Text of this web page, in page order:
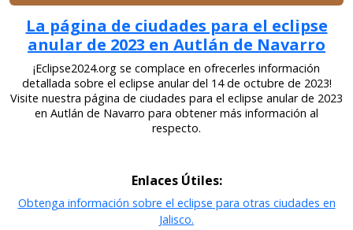
La página de ciudades para el eclipse
anular de 2023 en Autlán de Navarro
¡Eclipse2024.org se complace en ofrecerles información
detallada sobre el eclipse anular del 14 de octubre de 2023!
Visite nuestra página de ciudades para el eclipse anular de 2023
en Autlán de Navarro para obtener más información al
respecto.
Enlaces Útiles:
Obtenga información sobre el eclipse para otras ciudades en
Jalisco.